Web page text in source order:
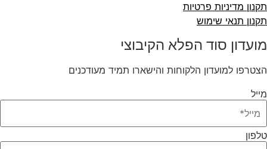
תקנון מדיניות פרטיות
תקנון תנאי שימוש
מועדון סוד הפלא הקיבוצי
הצטרפו למועדון הלקוחות והישארו תמיד מעודכנים
מייל
טלפון